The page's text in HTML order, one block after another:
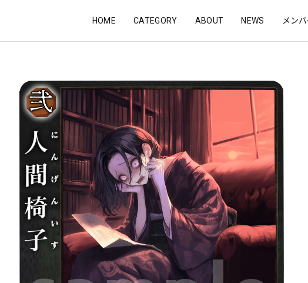
HOME CATEGORY ABOUT NEWS メン